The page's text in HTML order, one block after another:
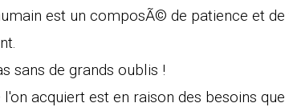
est un composÃ© de patience et de
sans de grands oublis !
acquiert est en raison des besoins